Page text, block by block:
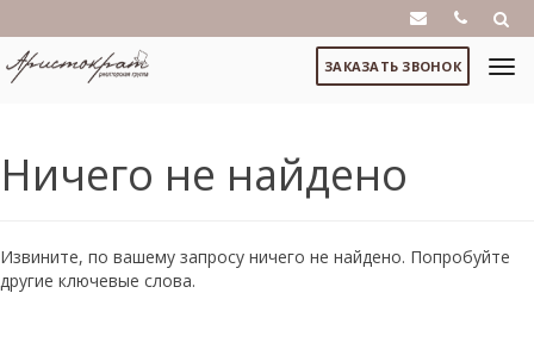
ЗАКАЗАТЬ ЗВОНОК
Ничего не найдено
Извините, по вашему запросу ничего не найдено. Попробуйте
другие ключевые слова.